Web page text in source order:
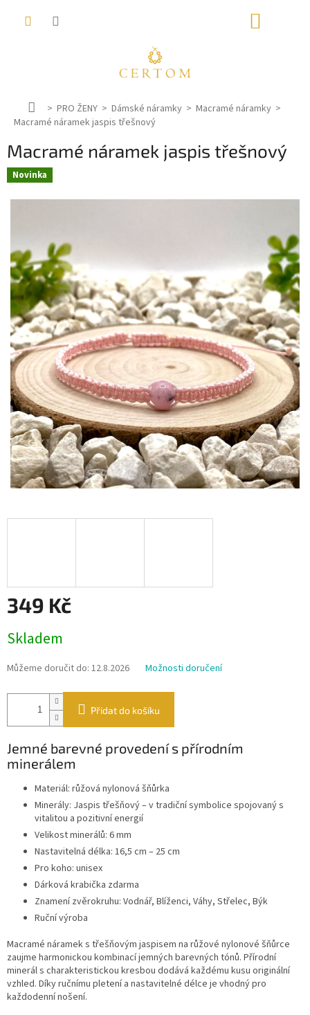
D
o
ů
PRO ŽENY Dámské náramky
Macramé náramky
Macramé náramek jaspis třešnový
Macramé náramek jaspis třešnový
Novinka
349 Kč
cena:
Skladem
Můžeme doručit do: 12.8.2026 Možnosti doručení
Přidat do košíku
Jemné barevné provedení s přírodním
minerálem
Materiál: růžová nylonová šňůrka
Minerály: Jaspis třešňový – v tradiční symbolice spojovaný s
vitalitou a pozitivní energií
Velikost minerálů: 6 mm
Nastavitelná délka: 16,5 cm – 25 cm
Pro koho: unisex
Dárková krabička zdarma
Znamení zvěrokruhu: Vodnář, Blíženci, Váhy, Střelec, Býk
Ruční výroba
Macramé náramek s třešňovým jaspisem na růžové nylonové šňůrce
zaujme harmonickou kombinací jemných barevných tónů. Přírodní
minerál s charakteristickou kresbou dodává každému kusu originální
vzhled. Díky ručnímu pletení a nastavitelné délce je vhodný pro
každodenní nošení.